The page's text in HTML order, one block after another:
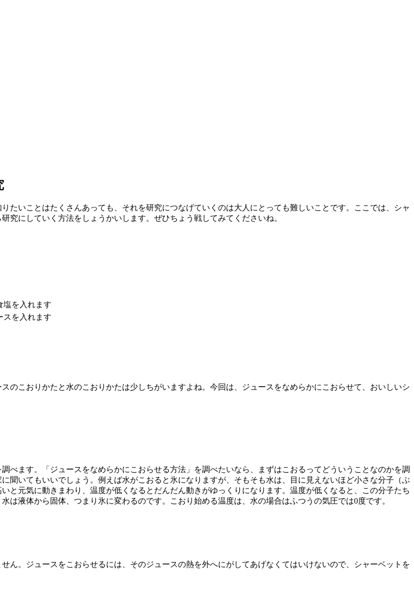
たいことはたくさんあっても、それを研究につなげていくのは大人にとっても難しいことです。ここでは、シャ
究にしていく方法をしょうかいします。ぜひちょう戦してみてくださいね。
を入れます
を入れます
のこおりかたと水のこおりかたは少しちがいますよね。今回は、ジュースをなめらかにこおらせて、おいしいシ
べます。「ジュースをなめらかにこおらせる方法」を調べたいなら、まずはこおるってどういうことなのかを調
聞いてもいいでしょう。例えば水がこおると氷になりますが、そもそも水は、目に見えないほど小さな分子（ぶ
と元気に動きまわり、温度が低くなるとだんだん動きがゆっくりになります。温度が低くなると、この分子たち
は液体から固体、つまり氷に変わるのです。こおり始める温度は、水の場合はふつうの気圧では0度です。
ん。ジュースをこおらせるには、そのジュースの熱を外へにがしてあげなくてはいけないので、シャーベットを